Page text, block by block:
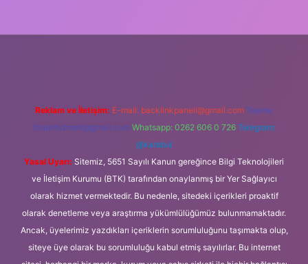
Reklam ve İletişim: E-mail: backlinkpaneli@gmail.com Teams:
forumhizmeti@gmail.com Whatsapp: 0262 606 0 726 Telegram:
@karabul
Yasal Uyarı: Sitemiz, 5651 Sayılı Kanun gereğince Bilgi Teknolojileri
ve İletişim Kurumu (BTK) tarafından onaylanmış bir Yer Sağlayıcı
olarak hizmet vermektedir. Bu nedenle, sitedeki içerikleri proaktif
olarak denetleme veya araştırma yükümlülüğümüz bulunmamaktadır.
Ancak, üyelerimiz yazdıkları içeriklerin sorumluluğunu taşımakta olup,
siteye üye olarak bu sorumluluğu kabul etmiş sayılırlar. Bu internet